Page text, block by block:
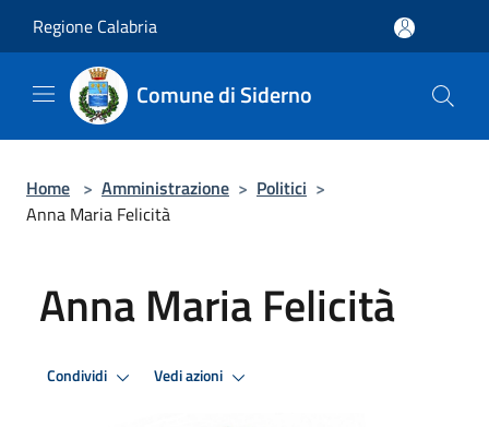
Regione Calabria
Comune di Siderno
Home > Amministrazione > Politici >
Anna Maria Felicità
Anna Maria Felicità
Condividi Vedi azioni